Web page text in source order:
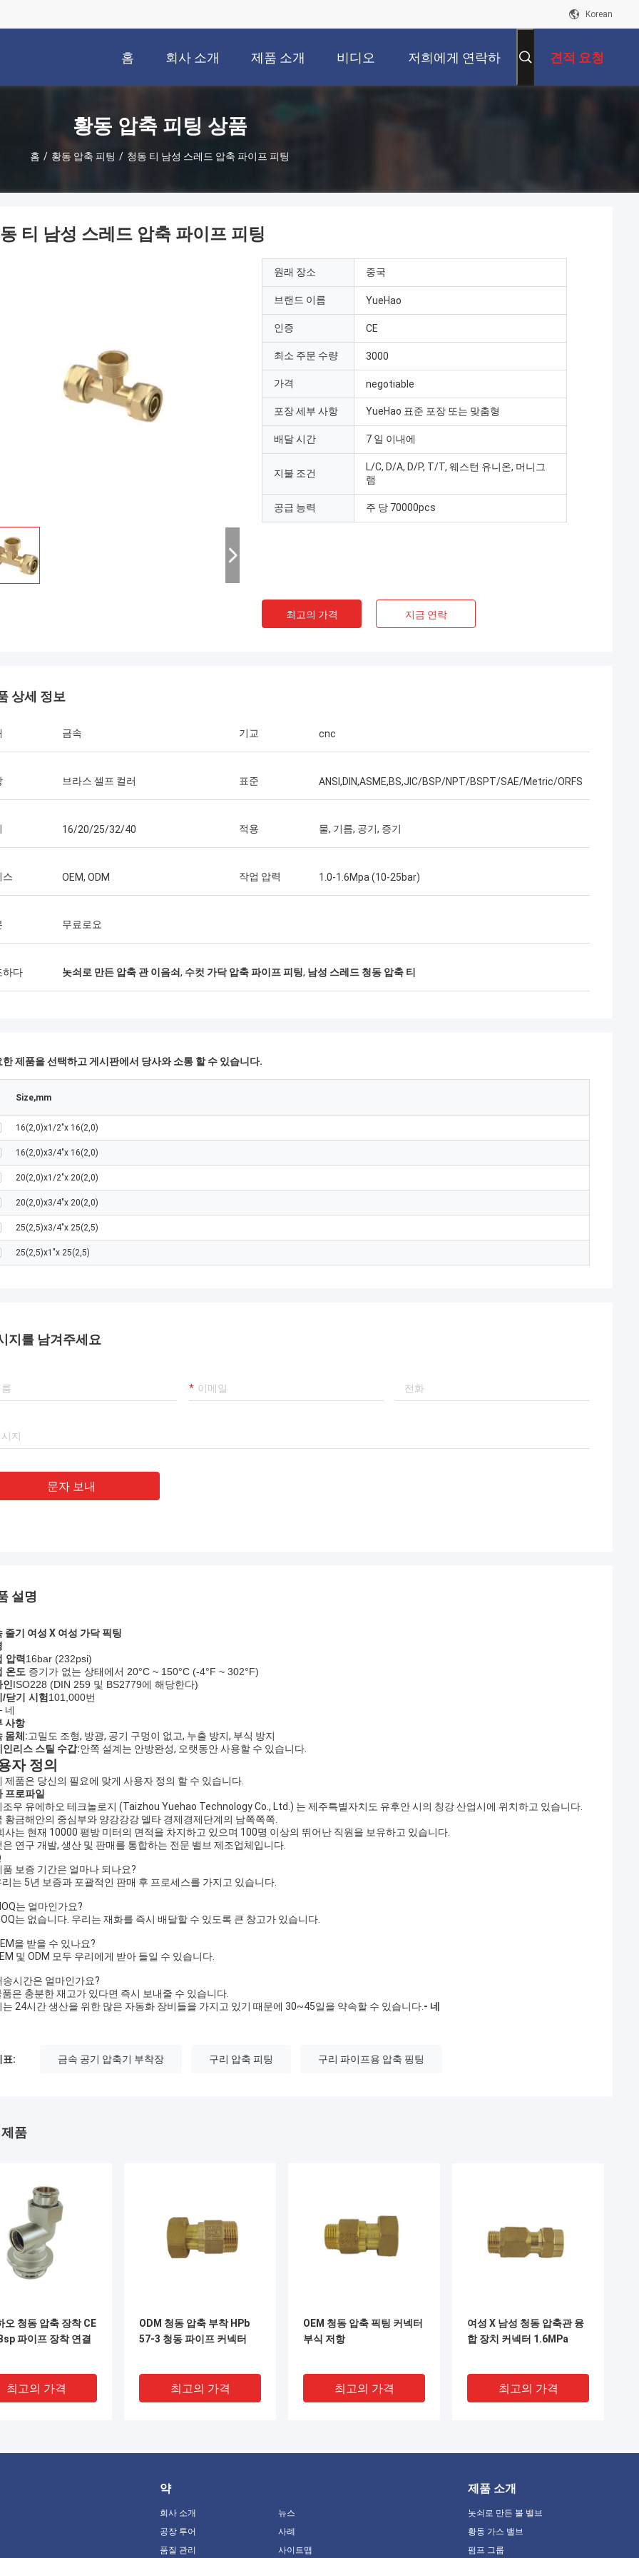
Korean
홈 회사 소개 제품 소개 비디오 저희에게 연락하 견적 요청
황동 압축 피팅 상품
홈 / 황동 압축 피팅 / 청동 티 남성 스레드 압축 파이프 피팅
티 남성 스레드 압축 파이프 피팅
원래 장소 중국
브랜드 이름 YueHao
인증 CE
최소 주문 수량 3000
가격 negotiable
포장 세부 사항 YueHao 표준 포장 또는 맞춤형
배달 시간 7 일 이내에
지불 조건
L/C, D/A, D/P, T/T, 웨스턴 유니온, 머니그
램
공급 능력 주 당 70000pcs
최고의 가격 지금 연락
상세 정보
금속 기교 cnc
브라스 셀프 컬러 표준 ANSI,DIN,ASME,BS,JIC/BSP/NPT/BSPT/SAE/Metric/ORFS
16/20/25/32/40 적용 물, 기름, 공기, 증기
스 OEM, ODM 작업 압력 1.0-1.6Mpa (10-25bar)
무료로요
하다 놋쇠로 만든 압축 관 이음쇠, 수컷 가닥 압축 파이프 피팅, 남성 스레드 청동 압축 티
한 제품을 선택하고 게시판에서 당사와 소통 할 수 있습니다.
Size,mm
16(2,0)x1/2"x 16(2,0)
16(2,0)x3/4"x 16(2,0)
20(2,0)x1/2"x 20(2,0)
20(2,0)x3/4"x 20(2,0)
25(2,5)x3/4"x 25(2,5)
25(2,5)x1"x 25(2,5)
지를 남겨주세요
문자 보내
설명
줄기 여성 X 여성 가닥 픽팅
압력 16bar (232psi)
온도 증기가 없는 상태에서 20°C ~ 150°C (-4°F ~ 302°F)
ISO228 (DIN 259 및 BS2779에 해당한다)
/닫기 시험101,000번
- 네
사항
몸체:고밀도 조형, 방광, 공기 구멍이 없고, 누출 방지, 부식 방지
인리스 스틸 수갑:안쪽 설계는 안방완성, 오랫동안 사용할 수 있습니다.
자 정의
제품은 당신의 필요에 맞게 사용자 정의 할 수 있습니다.
프로파일
조우 유에하오 테크놀로지 (Taizhou Yuehao Technology Co., Ltd.) 는 제주특별자치도 유후안 시의 칭강 산업시에 위치하고 있습니다.
황금해안의 중심부와 양강강강 델타 경제경제단계의 남쪽쪽쪽.
사는 현재 10000 평방 미터의 면적을 차지하고 있으며 100명 이상의 뛰어난 직원을 보유하고 있습니다.
은 연구 개발, 생산 및 판매를 통합하는 전문 밸브 제조업체입니다.
품 보증 기간은 얼마나 되나요?
리는 5년 보증과 포괄적인 판매 후 프로세스를 가지고 있습니다.
는 얼마인가요?
는 없습니다. 우리는 재화를 즉시 배달할 수 있도록 큰 창고가 있습니다.
을 받을 수 있나요?
및 ODM 모두 우리에게 받아 들일 수 있습니다.
송시간은 얼마인가요?
품은 충분한 재고가 있다면 즉시 보내줄 수 있습니다.
는 24시간 생산을 위한 많은 자동화 장비들을 가지고 있기 때문에 30~45일을 약속할 수 있습니다. - 네
표: 금속 공기 압축기 부착장 구리 압축 피팅 구리 파이프용 압축 핑팅
품
오 청동 압축 장착 CE
파이프 장착 연결
최고의 가격
ODM 청동 압축 부착 HPb
57-3 청동 파이프 커넥터
최고의 가격
OEM 청동 압축 픽팅 커넥터
부식 저항
최고의 가격
여성 X 남성 청동 압축관 융
합 장치 커넥터 1.6MPa
최고의 가격
약
회사 소개
공장 투어
품질 관리
뉴스
사례
사이트맵
제품 소개
놋쇠로 만든 볼 밸브
황동 가스 밸브
펌프 그룹